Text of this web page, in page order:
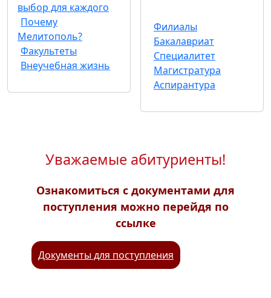
выбор для каждого
Почему
Мелитополь?
Факультеты
Внеучебная жизнь
Филиалы
Бакалавриат
Специалитет
Магистратура
Аспирантура
Уважаемые абитуриенты!
Ознакомиться с документами для
поступления можно перейдя по
ссылке
Документы для поступления